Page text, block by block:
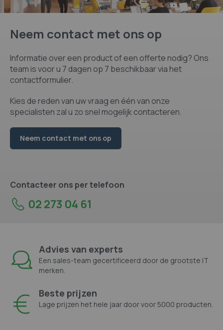
communicatie en samenwerking ten dienste van mensen, om
audio en video-interacties net zo puur en rijk als in het echte
Neem contact met ons op
Informatie over een product of een offerte nodig? Ons
team is voor u 7 dagen op 7 beschikbaar via het
contactformulier.
Kies de reden van uw vraag en één van onze
specialisten zal u zo snel mogelijk contacteren.
Neem contact met ons op
Contacteer ons per telefoon
02 273 04 61
Advies van experts
Een sales-team gecertificeerd door de grootste IT
merken.
Beste prijzen
Lage prijzen het hele jaar door voor 5000 producten.